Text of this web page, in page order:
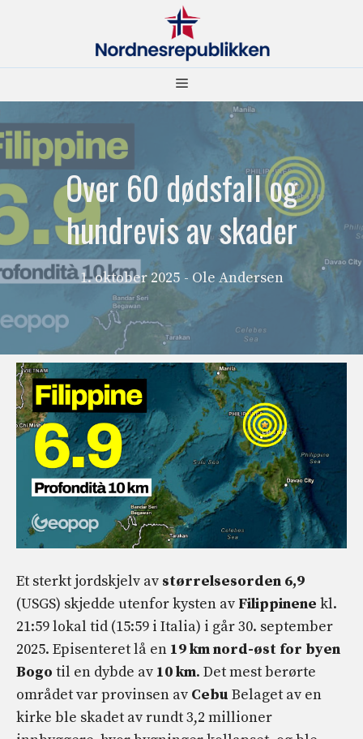
Meny
Over 60 dødsfall og
hundrevis av skader
1. oktober 2025 - Ole Andersen
Et sterkt jordskjelv av størrelsesorden 6,9
(USGS) skjedde utenfor kysten av Filippinene kl.
21:59 lokal tid (15:59 i Italia) i går 30. september
2025. Episenteret lå en 19 km nord-øst for byen
Bogo til en dybde av 10 km. Det mest berørte
området var provinsen av Cebu Belaget av en
kirke ble skadet av rundt 3,2 millioner